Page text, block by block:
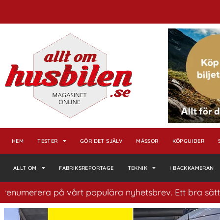
HEM TESTER GÖR DET SJÄLV MÄSSOR KÖPGUIDER
ALLT OM FABRIKSREPORTAGE TEKNIK I BACKKAMERAN
nyhetsbrev. Ett bra sätt att ha koll på